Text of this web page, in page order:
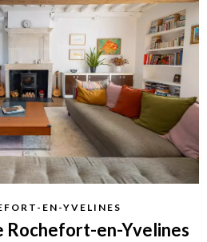
EN-YVELINES
Rochefort-en-Yvelines